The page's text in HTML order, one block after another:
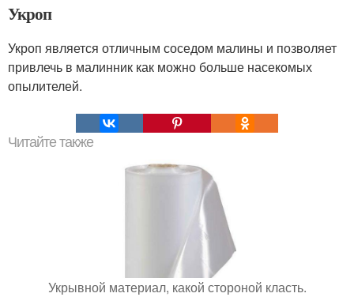
Укроп
Укроп является отличным соседом малины и позволяет
привлечь в малинник как можно больше насекомых
опылителей.
Читайте также
Укрывной материал, какой стороной класть.